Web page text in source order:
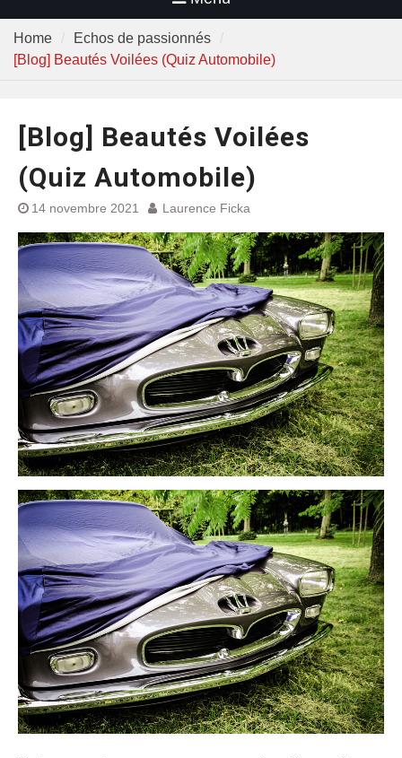
Home
Echos de passionnés
[Blog] Beautés Voilées (Quiz Automobile)
[Blog] Beautés Voilées
(Quiz Automobile)
14 novembre 2021 Laurence Ficka